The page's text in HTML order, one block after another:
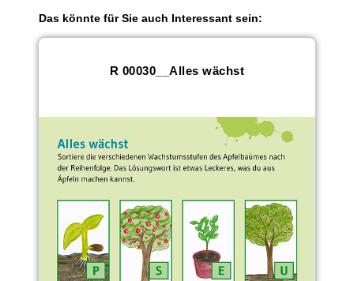
Das könnte für Sie auch Interessant sein:
R 00030__Alles wächst